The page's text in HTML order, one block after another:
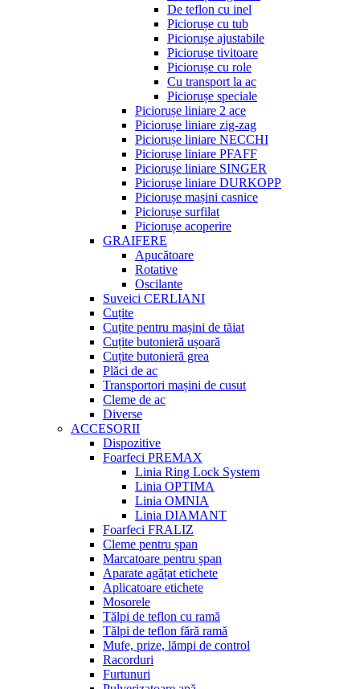
De teflon cu inel
Piciorușe cu tub
Piciorușe ajustabile
Piciorușe tivitoare
Piciorușe cu role
Cu transport la ac
Piciorușe speciale
Piciorușe liniare 2 ace
Piciorușe liniare zig-zag
Piciorușe liniare NECCHI
Piciorușe liniare PFAFF
Piciorușe liniare SINGER
Piciorușe liniare DURKOPP
Piciorușe mașini casnice
Piciorușe surfilat
Piciorușe acoperire
GRAIFERE
Apucătoare
Rotative
Oscilante
Suveici CERLIANI
Cuțite
Cuțite pentru mașini de tăiat
Cuțite butonieră ușoară
Cuțite butonieră grea
Plăci de ac
Transportori mașini de cusut
Cleme de ac
Diverse
ACCESORII
Dispozitive
Foarfeci PREMAX
Linia Ring Lock System
Linia OPTIMA
Linia OMNIA
Linia DIAMANT
Foarfeci FRALIZ
Cleme pentru șpan
Marcatoare pentru șpan
Aparate agățat etichete
Aplicatoare etichete
Mosorele
Tălpi de teflon cu ramă
Tălpi de teflon fără ramă
Mufe, prize, lămpi de control
Racorduri
Furtunuri